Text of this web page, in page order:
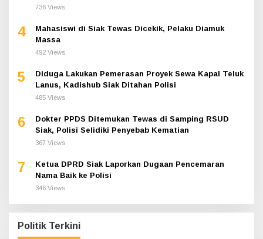
736 Views
4
Mahasiswi di Siak Tewas Dicekik, Pelaku Diamuk
Massa
492 Views
5
Diduga Lakukan Pemerasan Proyek Sewa Kapal Teluk
Lanus, Kadishub Siak Ditahan Polisi
485 Views
6
Dokter PPDS Ditemukan Tewas di Samping RSUD
Siak, Polisi Selidiki Penyebab Kematian
367 Views
7
Ketua DPRD Siak Laporkan Dugaan Pencemaran
Nama Baik ke Polisi
346 Views
Politik Terkini